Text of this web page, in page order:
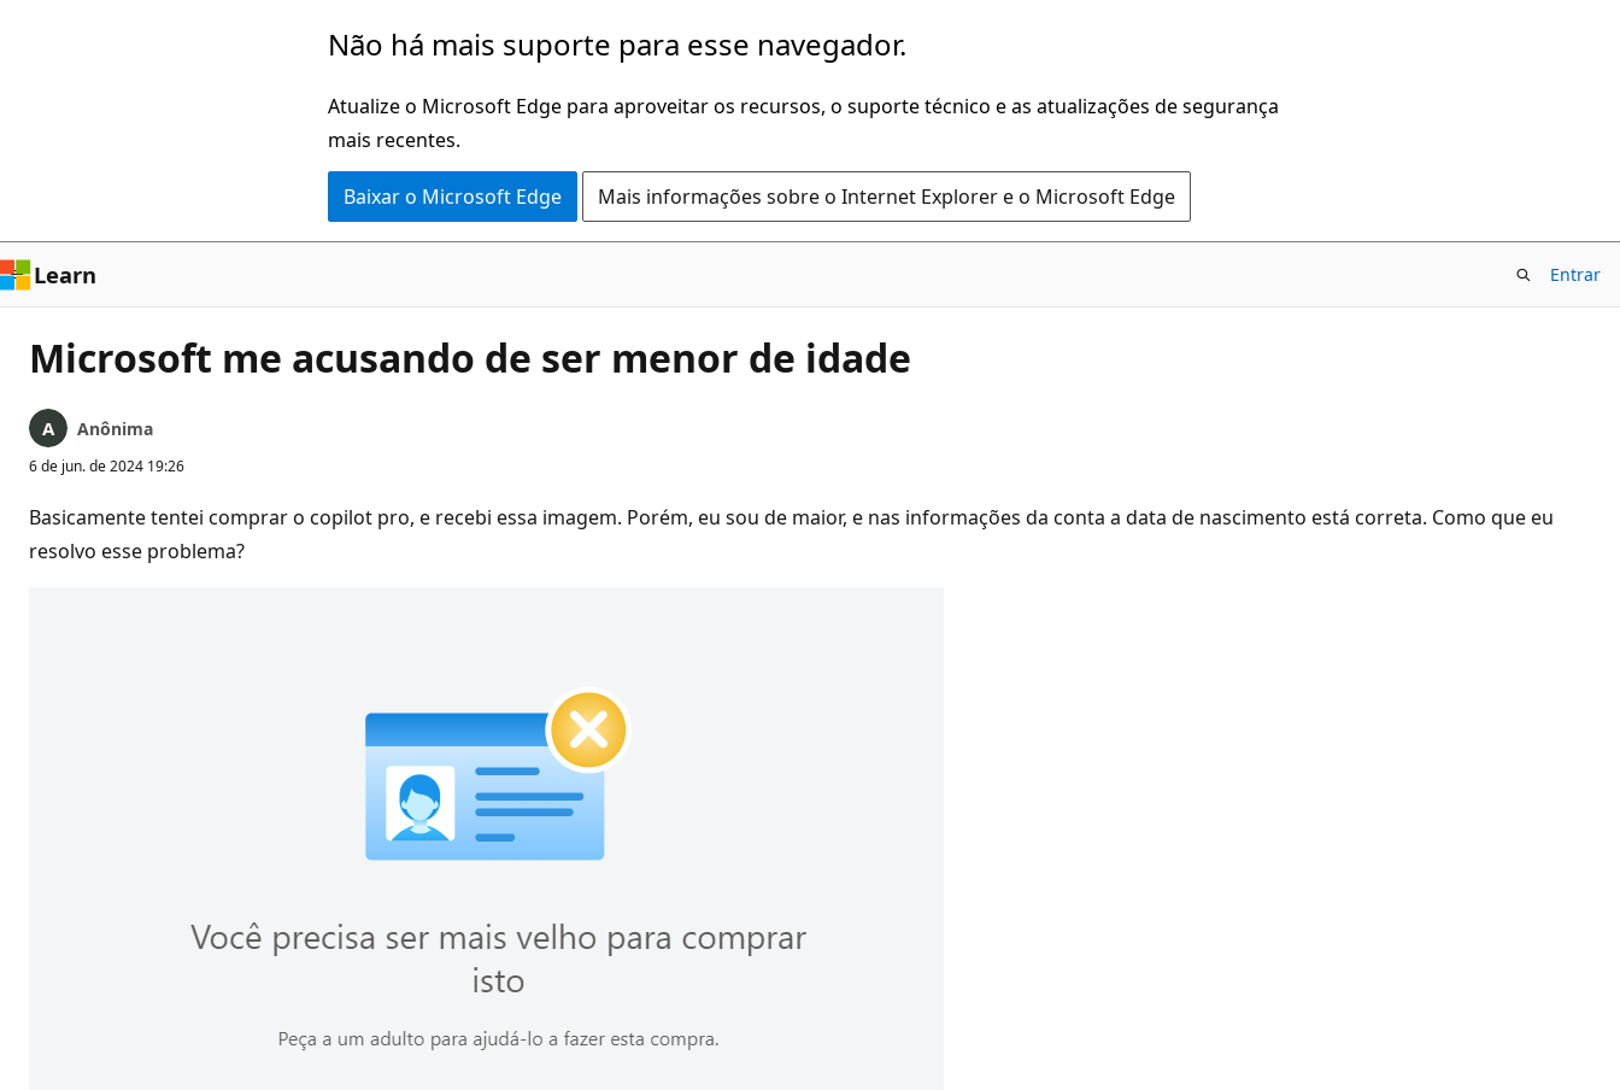
Não há mais suporte para esse navegador.
Atualize o Microsoft Edge para aproveitar os recursos, o suporte técnico e as atualizações de segurança
mais recentes.
Baixar o Microsoft Edge Mais informações sobre o Internet Explorer e o Microsoft Edge
Learn Entrar
Microsoft me acusando de ser menor de idade
Anônima
6 de jun. de 2024 19:26
Basicamente tentei comprar o copilot pro, e recebi essa imagem. Porém, eu sou de maior, e nas informações da conta a data de nascimento está correta. Como que eu
resolvo esse problema?